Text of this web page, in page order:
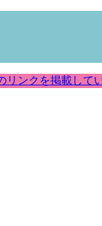
ンクを掲載して